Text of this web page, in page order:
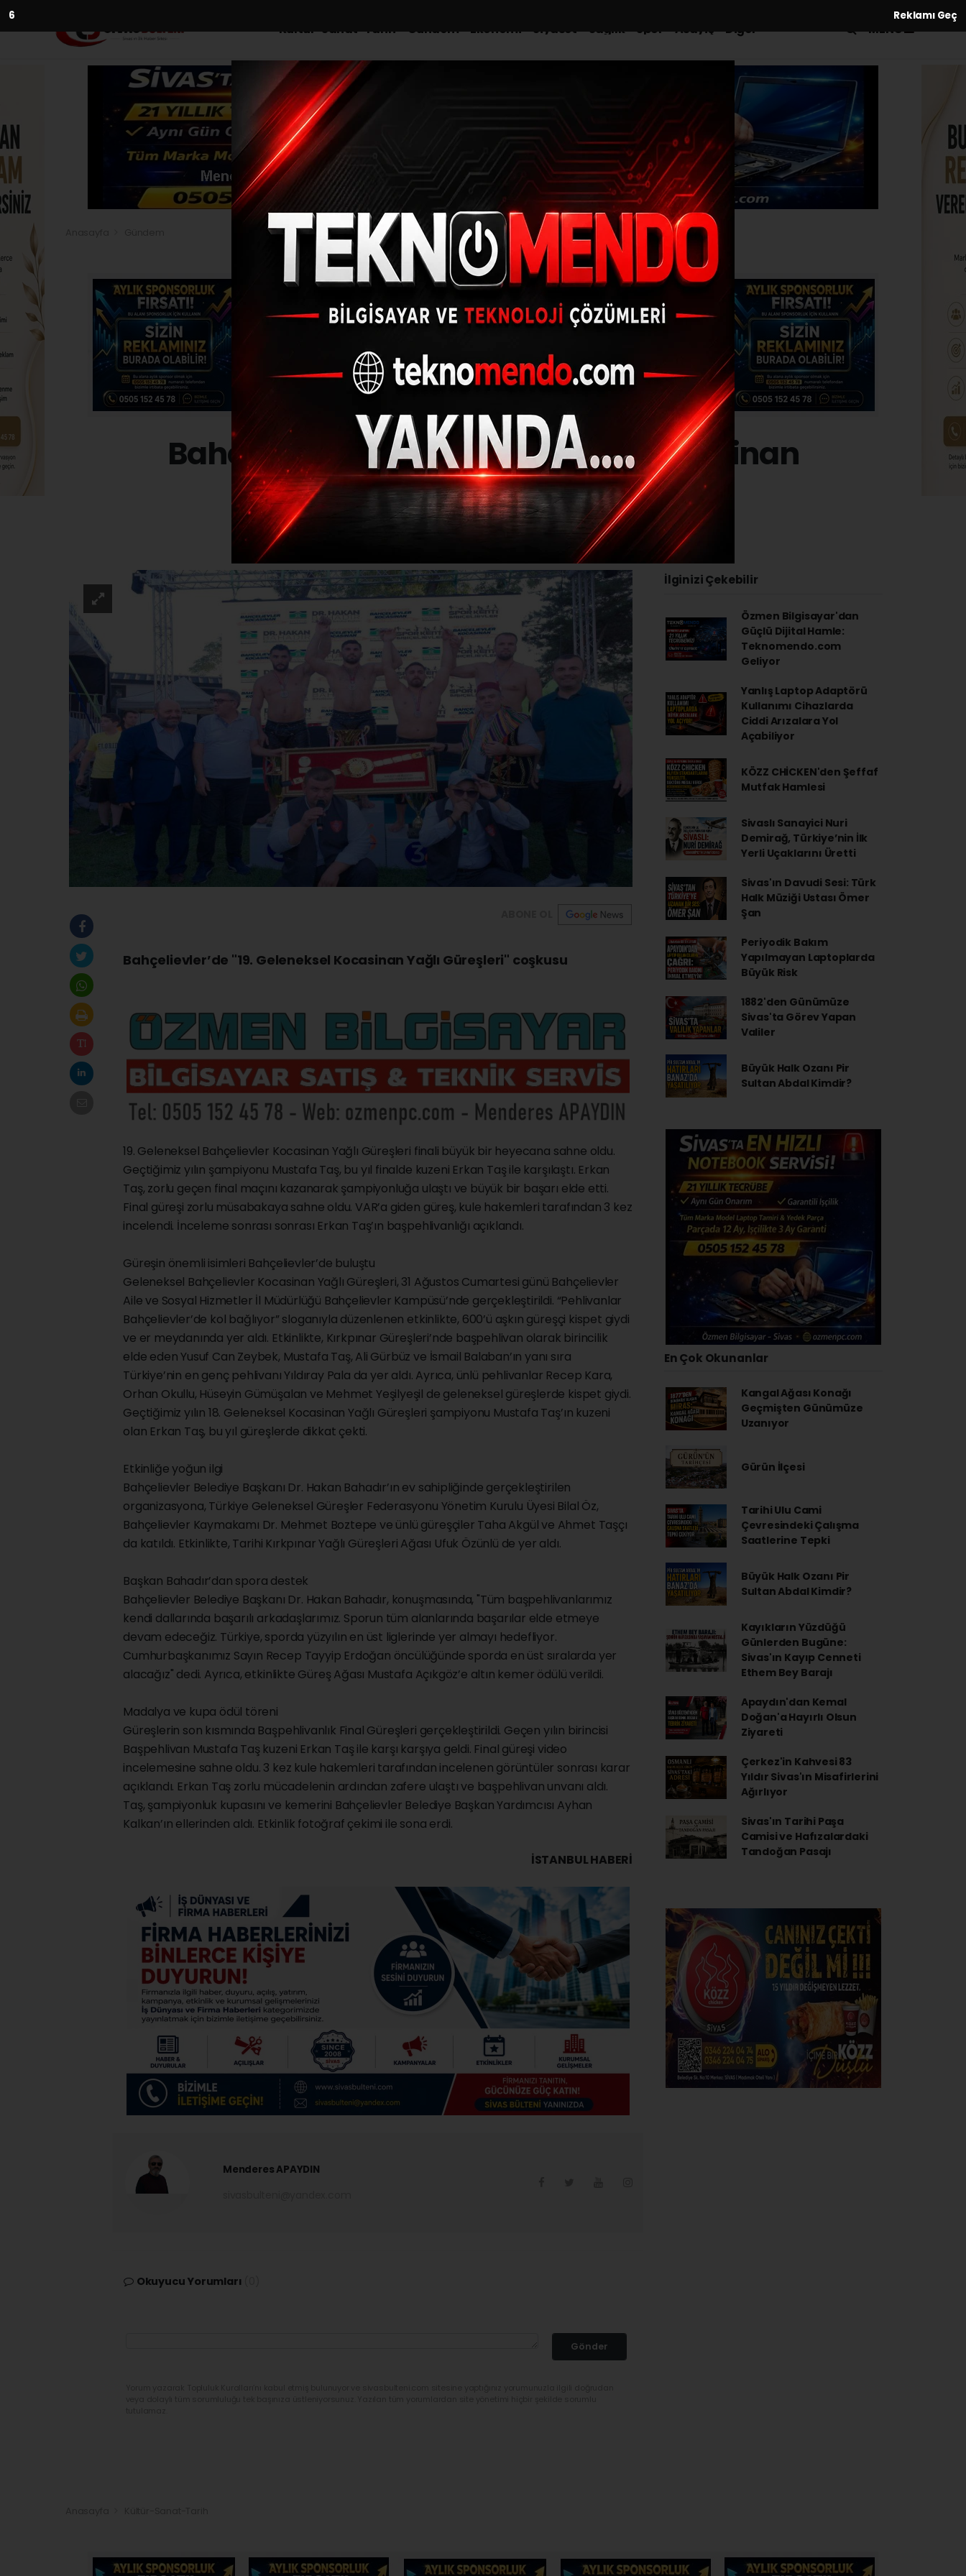
5 Reklamı Geç
Kültür-Sanat-Tarih Gündem Ekonomi Siyaset Sağlık Spor Asayiş Diğer MENÜ
Bahçelievler’de "19. Geleneksel Kocasinan
Yağlı Güreşleri" coşkusu
(İHA) - İhlas Haber Ajansı | 31.08.2024 - 22:31, Güncelleme: 31.08.2024 - 22:14
Bahçelievler’de "19. Geleneksel Kocasinan Yağlı Güreşleri" coşkusu
19. Geleneksel Bahçelievler Kocasinan Yağlı Güreşleri finali büyük bir heyecana sahne oldu.
Geçtiğimiz yılın şampiyonu Mustafa Taş, bu yıl finalde kuzeni Erkan Taş ile karşılaştı. Erkan
Taş, zorlu geçen final maçını kazanarak şampiyonluğa ulaştı ve büyük bir başarı elde etti.
Final güreşi zorlu müsabakaya sahne oldu. VAR’a giden güreş, kule hakemleri tarafından 3 kez
incelendi. İnceleme sonrası sonrası Erkan Taş’ın başpehlivanlığı açıklandı.
Güreşin önemli isimleri Bahçelievler’de buluştu
Geleneksel Bahçelievler Kocasinan Yağlı Güreşleri, 31 Ağustos Cumartesi günü Bahçelievler
Aile ve Sosyal Hizmetler İl Müdürlüğü Bahçelievler Kampüsü’nde gerçekleştirildi. “Pehlivanlar
Bahçelievler’de kol bağlıyor” sloganıyla düzenlenen etkinlikte, 600’ü aşkın güreşçi kispet giydi
ve er meydanında yer aldı. Etkinlikte, Kırkpınar Güreşleri’nde başpehlivan olarak birincilik
elde eden Yusuf Can Zeybek, Mustafa Taş, Ali Gürbüz ve İsmail Balaban’ın yanı sıra
Türkiye’nin en genç pehlivanı Yıldıray Pala da yer aldı. Ayrıca, ünlü pehlivanlar Recep Kara,
Orhan Okullu, Hüseyin Gümüşalan ve Mehmet Yeşilyeşil de geleneksel güreşlerde kispet giydi.
Geçtiğimiz yılın 18. Geleneksel Kocasinan Yağlı Güreşleri şampiyonu Mustafa Taş’ın kuzeni
olan Erkan Taş, bu yıl güreşlerde dikkat çekti.
Etkinliğe yoğun ilgi
Bahçelievler Belediye Başkanı Dr. Hakan Bahadır’ın ev sahipliğinde gerçekleştirilen
organizasyona, Türkiye Geleneksel Güreşler Federasyonu Yönetim Kurulu Üyesi Bilal Öz,
Bahçelievler Kaymakamı Dr. Mehmet Boztepe ve ünlü güreşçiler Taha Akgül ve Ahmet Taşçı
da katıldı. Etkinlikte, Tarihi Kırkpınar Yağlı Güreşleri Ağası Ufuk Özünlü de yer aldı.
Başkan Bahadır’dan spora destek
Bahçelievler Belediye Başkanı Dr. Hakan Bahadır, konuşmasında, "Tüm başpehlivanlarımız
kendi dallarında başarılı arkadaşlarımız. Sporun tüm alanlarında başarılar elde etmeye
devam edeceğiz. Türkiye, sporda yüzyılın en üst liglerinde yer almayı hedefliyor.
Cumhurbaşkanımız Sayın Recep Tayyip Erdoğan öncülüğünde sporda en üst sıralarda yer
alacağız" dedi. Ayrıca, etkinlikte Güreş Ağası Mustafa Açıkgöz’e altın kemer ödülü verildi.
Madalya ve kupa ödül töreni
Güreşlerin son kısmında Başpehlivanlık Final Güreşleri gerçekleştirildi. Geçen yılın birincisi
Başpehlivan Mustafa Taş kuzeni Erkan Taş ile karşı karşıya geldi. Final güreşi video
incelemesine sahne oldu. 3 kez kule hakemleri tarafından incelenen görüntüler sonrası karar
açıklandı. Erkan Taş zorlu mücadelenin ardından zafere ulaştı ve başpehlivan unvanı aldı.
Taş, şampiyonluk kupasını ve kemerini Bahçelievler Belediye Başkan Yardımcısı Ayhan
Kalkan’ın ellerinden aldı. Etkinlik fotoğraf çekimi ile sona erdi.
İSTANBUL HABERİ
Menderes APAYDIN
Okuyucu Yorumları
Gönder
İlginizi Çekebilir
Özmen Bilgisayar'dan
Güçlü Dijital Hamle:
Teknomendo.com
Geliyor
Yanlış Laptop Adaptörü
Kullanımı Cihazlarda
Ciddi Arızalara Yol
Açabiliyor
KÖZZ CHİCKEN'den Şeffaf
Mutfak Hamlesi
Sivaslı Sanayici Nuri
Demirağ, Türkiye’nin İlk
Yerli Uçaklarını Üretti
Sivas'ın Davudi Sesi: Türk
Halk Müziği Ustası Ömer
Şan
Periyodik Bakım
Yapılmayan Laptoplarda
Büyük Risk
1882'den Günümüze
Sivas'ta Görev Yapan
Valiler
Büyük Halk Ozanı Pir
Sultan Abdal Kimdir?
En Çok Okunanlar
Kangal Ağası Konağı
Geçmişten Günümüze
Uzanıyor
Gürün İlçesi
Tarihi Ulu Cami
Çevresindeki Çalışma
Saatlerine Tepki
Büyük Halk Ozanı Pir
Sultan Abdal Kimdir?
Kayıkların Yüzdüğü
Günlerden Bugüne:
Sivas'ın Kayıp Cenneti
Ethem Bey Barajı
Apaydın'dan Kemal
Doğan'a Hayırlı Olsun
Ziyareti
Çerkez'in Kahvesi 83
Yıldır Sivas'ın Misafirlerini
Ağırlıyor
Sivas'ın Tarihi Paşa
Camisi ve Hafızalardaki
Tandoğan Pasajı